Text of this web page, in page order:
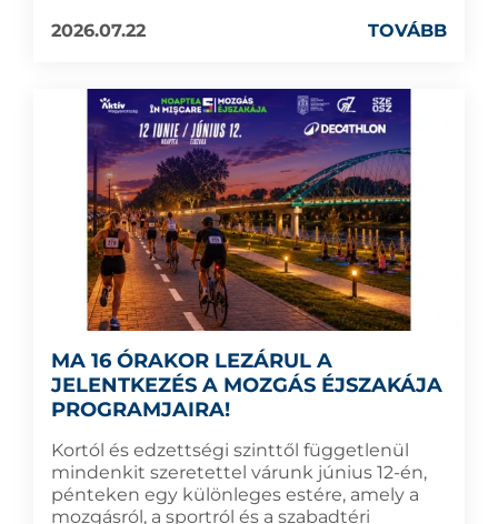
2026.07.22
TOVÁBB
MA 16 ÓRAKOR LEZÁRUL A
JELENTKEZÉS A MOZGÁS ÉJSZAKÁJA
PROGRAMJAIRA!
Kortól és edzettségi szinttől függetlenül
mindenkit szeretettel várunk június 12-én,
pénteken egy különleges estére, amely a
mozgásról, a sportról és a szabadtéri